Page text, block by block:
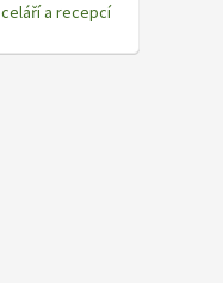
a recepcí